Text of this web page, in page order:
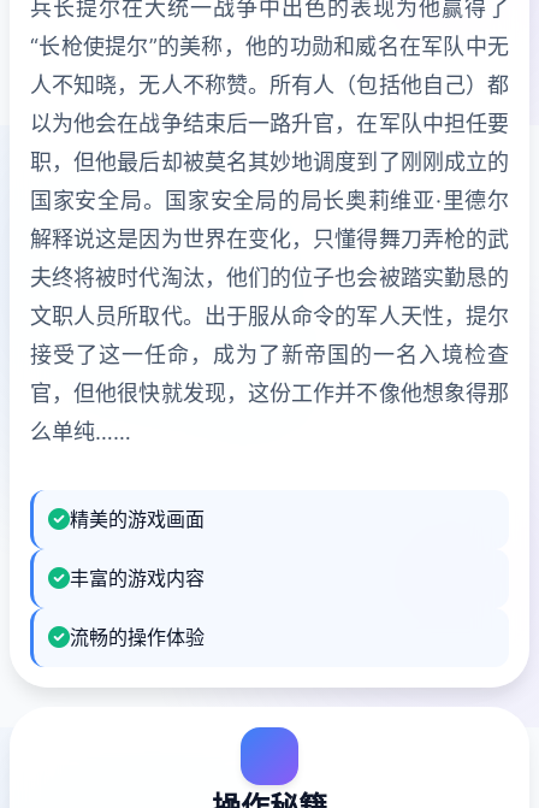
兵长提尔在大统一战争中出色的表现为他赢得了
“长枪使提尔”的美称，他的功勋和威名在军队中无
人不知晓，无人不称赞。所有人（包括他自己）都
以为他会在战争结束后一路升官，在军队中担任要
职，但他最后却被莫名其妙地调度到了刚刚成立的
国家安全局。国家安全局的局长奥莉维亚·里德尔
解释说这是因为世界在变化，只懂得舞刀弄枪的武
夫终将被时代淘汰，他们的位子也会被踏实勤恳的
文职人员所取代。出于服从命令的军人天性，提尔
接受了这一任命，成为了新帝国的一名入境检查
官，但他很快就发现，这份工作并不像他想象得那
么单纯……
精美的游戏画面
丰富的游戏内容
流畅的操作体验